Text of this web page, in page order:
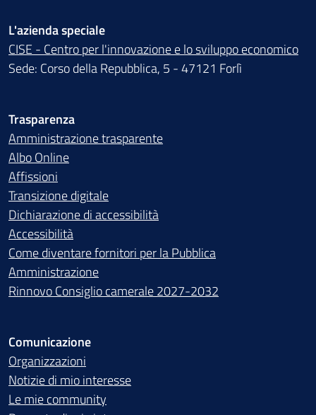
L'azienda speciale
CISE - Centro per l'innovazione e lo sviluppo economico
Sede: Corso della Repubblica, 5 - 47121 Forlì
Trasparenza
Amministrazione trasparente
Albo Online
Affissioni
Transizione digitale
Dichiarazione di accessibilità
Accessibilità
Come diventare fornitori per la Pubblica
Amministrazione
Rinnovo Consiglio camerale 2027-2032
Comunicazione
Organizzazioni
Notizie di mio interesse
Le mie community